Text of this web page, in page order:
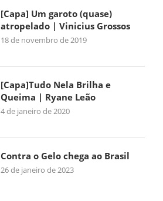
[Capa] Um garoto (quase)
atropelado | Vinicius Grossos
18 de novembro de 2019
[Capa]Tudo Nela Brilha e
Queima | Ryane Leão
4 de janeiro de 2020
Contra o Gelo chega ao Brasil
26 de janeiro de 2023